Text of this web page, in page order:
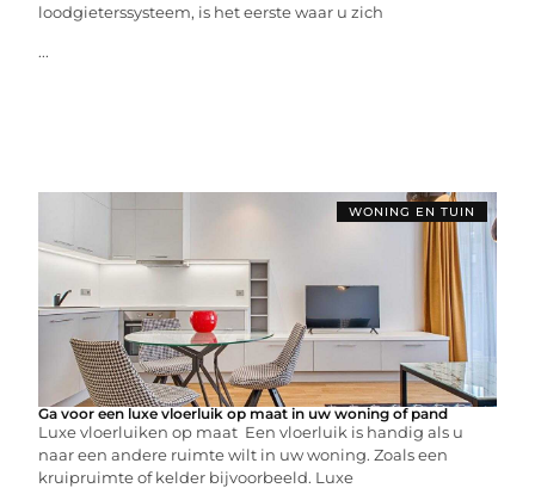
loodgieterssysteem, is het eerste waar u zich
...
WONING EN TUIN
Ga voor een luxe vloerluik op maat in uw woning of pand
Luxe vloerluiken op maat Een vloerluik is handig als u
naar een andere ruimte wilt in uw woning. Zoals een
kruipruimte of kelder bijvoorbeeld. Luxe